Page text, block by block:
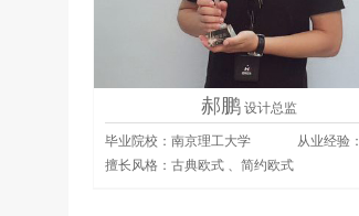
郝鹏 设计总监
毕业院校：南京理工大学 从业经验：
擅长风格：古典欧式 、简约欧式